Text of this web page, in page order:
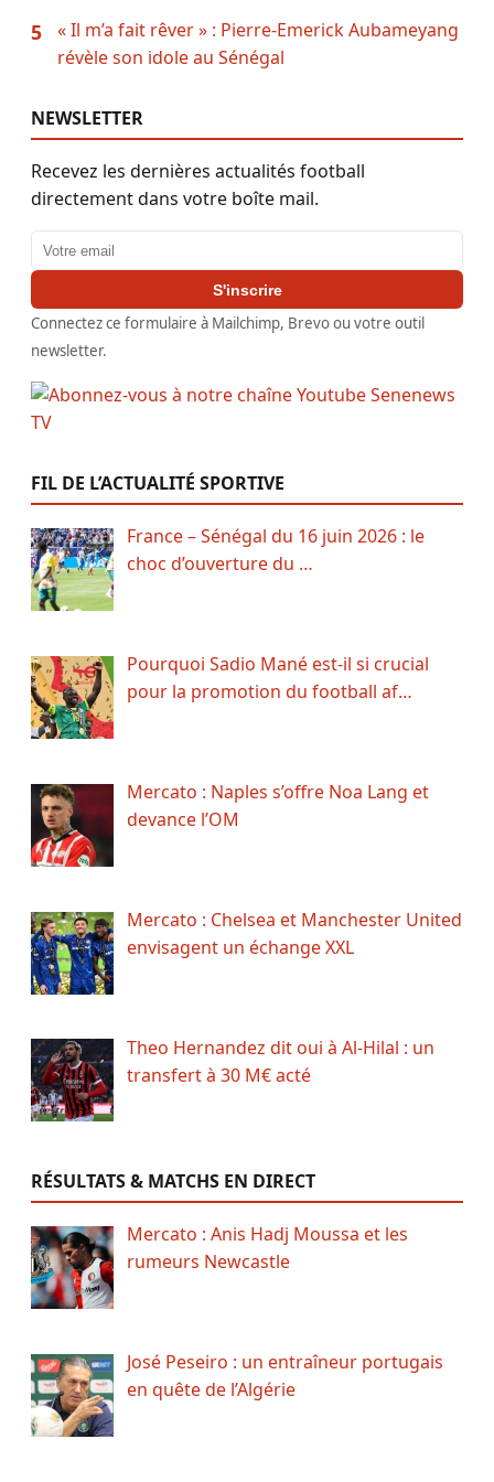
5
« Il m’a fait rêver » : Pierre-Emerick Aubameyang
révèle son idole au Sénégal
NEWSLETTER
Recevez les dernières actualités football
directement dans votre boîte mail.
Adresse email
S'inscrire
Connectez ce formulaire à Mailchimp, Brevo ou votre outil
newsletter.
FIL DE L’ACTUALITÉ SPORTIVE
France – Sénégal du 16 juin 2026 : le
choc d’ouverture du …
Pourquoi Sadio Mané est-il si crucial
pour la promotion du football af…
Mercato : Naples s’offre Noa Lang et
devance l’OM
Mercato : Chelsea et Manchester United
envisagent un échange XXL
Theo Hernandez dit oui à Al-Hilal : un
transfert à 30 M€ acté
RÉSULTATS & MATCHS EN DIRECT
Mercato : Anis Hadj Moussa et les
rumeurs Newcastle
José Peseiro : un entraîneur portugais
en quête de l’Algérie